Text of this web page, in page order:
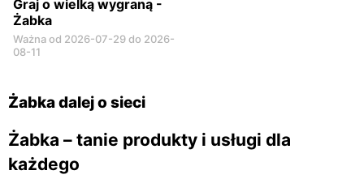
Graj o wielką wygraną -
Żabka
Ważna od 2026-07-29 do 2026-
08-11
Żabka dalej o sieci
Żabka – tanie produkty i usługi dla
każdego